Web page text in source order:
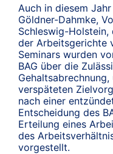
Auch in diesem
Göldner-Dahmke,
Schleswig-Holstein,
der Arbeitsgerichte
Seminars wurden
BAG über die
verspäteten
nach einer
Entscheidung des
Erteilung eines
des
vorgestellt.